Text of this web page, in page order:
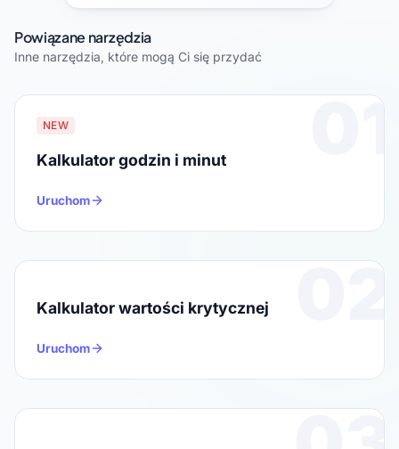
Powiązane narzędzia
Inne narzędzia, które mogą Ci się przydać
01
NEW
Kalkulator godzin i minut
Uruchom
02
Kalkulator wartości krytycznej
Uruchom